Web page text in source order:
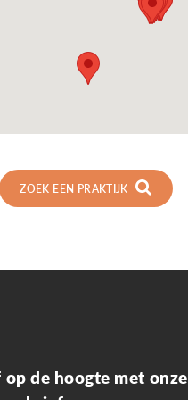
ZOEK EEN PRAKTIJK
de hoogte met onze